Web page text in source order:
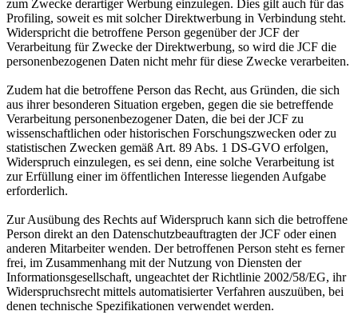
zum Zwecke derartiger Werbung einzulegen. Dies gilt auch für das
Profiling, soweit es mit solcher Direktwerbung in Verbindung steht.
Widerspricht die betroffene Person gegenüber der JCF der
Verarbeitung für Zwecke der Direktwerbung, so wird die JCF die
personenbezogenen Daten nicht mehr für diese Zwecke verarbeiten.
Zudem hat die betroffene Person das Recht, aus Gründen, die sich
aus ihrer besonderen Situation ergeben, gegen die sie betreffende
Verarbeitung personenbezogener Daten, die bei der JCF zu
wissenschaftlichen oder historischen Forschungszwecken oder zu
statistischen Zwecken gemäß Art. 89 Abs. 1 DS-GVO erfolgen,
Widerspruch einzulegen, es sei denn, eine solche Verarbeitung ist
zur Erfüllung einer im öffentlichen Interesse liegenden Aufgabe
erforderlich.
Zur Ausübung des Rechts auf Widerspruch kann sich die betroffene
Person direkt an den Datenschutzbeauftragten der JCF oder einen
anderen Mitarbeiter wenden. Der betroffenen Person steht es ferner
frei, im Zusammenhang mit der Nutzung von Diensten der
Informationsgesellschaft, ungeachtet der Richtlinie 2002/58/EG, ihr
Widerspruchsrecht mittels automatisierter Verfahren auszuüben, bei
denen technische Spezifikationen verwendet werden.